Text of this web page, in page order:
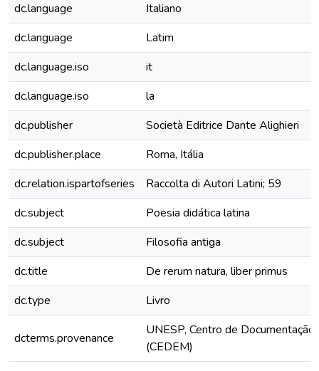
dc.language
Italiano
dc.language
Latim
dc.language.iso
it
dc.language.iso
la
dc.publisher
Società Editrice Dante Alighieri
dc.publisher.place
Roma, Itália
dc.relation.ispartofseries
Raccolta di Autori Latini; 59
dc.subject
Poesia didática latina
dc.subject
Filosofia antiga
dc.title
De rerum natura, liber primus
dc.type
Livro
dcterms.provenance
UNESP, Centro de
(CEDEM)